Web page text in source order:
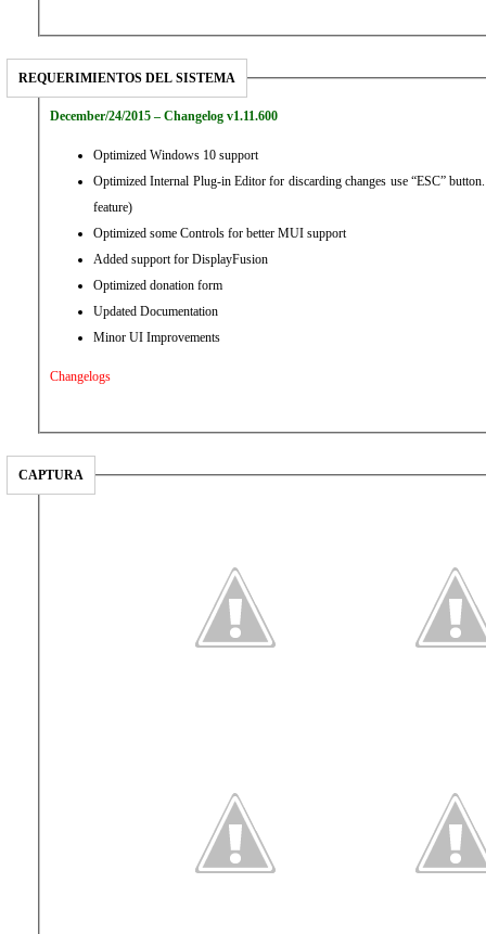
REQUERIMIENTOS DEL SISTEMA
December/24/2015 – Changelog v1.11.600
Optimized Windows 10 support
Optimized Internal Plug-in Editor for discarding changes use “ESC”
feature)
Optimized some Controls for better MUI support
Added support for DisplayFusion
Optimized donation form
Updated Documentation
Minor UI Improvements
Changelogs
CAPTURA